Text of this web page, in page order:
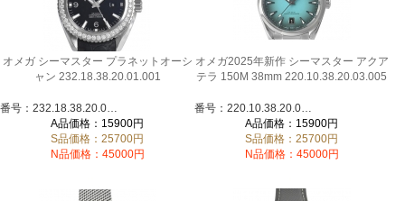
オメガ シーマスター プラネットオーシ
ャン 232.18.38.20.01.001
A品価格：15900円
S品価格：25700円
N品価格：45000円
オメガ2025年新作 シーマスター アクア
テラ 150M 38mm 220.10.38.20.03.005
A品価格：15900円
S品価格：25700円
N品価格：45000円